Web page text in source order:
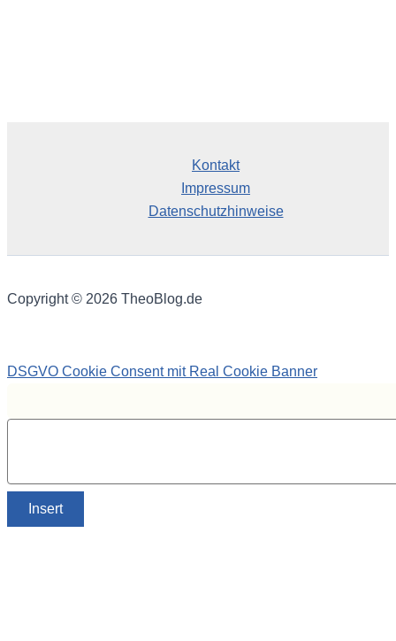
Kontakt
Impressum
Datenschutzhinweise
Copyright © 2026 TheoBlog.de
DSGVO Cookie Consent mit Real Cookie Banner
Insert